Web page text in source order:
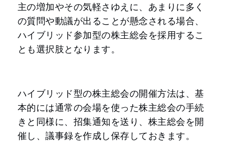
主の増加やその気軽さゆえに、あまりに多く
の質問や動議が出ることが懸念される場合、
ハイブリッド参加型の株主総会を採用するこ
とも選択肢となります。
ハイブリッド型の株主総会の開催方法は、基
本的には通常の会場を使った株主総会の手続
きと同様に、招集通知を送り、株主総会を開
催し、議事録を作成し保存しておきます。